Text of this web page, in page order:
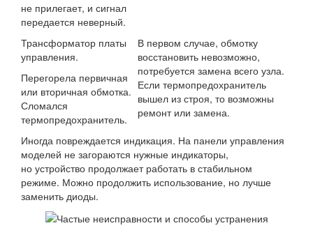
не прилегает, и сигнал
передается неверный.
Трансформатор платы
управления.
Перегорела первичная
или вторичная обмотка.
Сломался
термопредохранитель.
В первом случае, обмотку
восстановить невозможно,
потребуется замена всего узла.
Если термопредохранитель
вышел из строя, то возможны
ремонт или замена.
Иногда повреждается индикация. На панели управления
моделей не загораются нужные индикаторы,
но устройство продолжает работать в стабильном
режиме. Можно продолжить использование, но лучше
заменить диоды.